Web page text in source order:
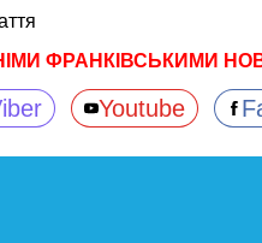
ФРАНКІВСЬКИМИ
Youtube